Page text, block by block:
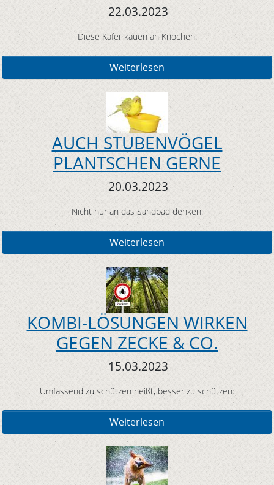
22.03.2023
Diese Käfer kauen an Knochen:
Weiterlesen
AUCH STUBENVÖGEL
PLANTSCHEN GERNE
20.03.2023
Nicht nur an das Sandbad denken:
Weiterlesen
KOMBI-LÖSUNGEN WIRKEN
GEGEN ZECKE & CO.
15.03.2023
Umfassend zu schützen heißt, besser zu schützen:
Weiterlesen